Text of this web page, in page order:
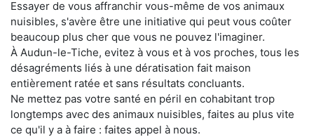
Essayer de vous affranchir vous-même de vos animaux
nuisibles, s'avère être une initiative qui peut vous coûter
beaucoup plus cher que vous ne pouvez l'imaginer.
À Audun-le-Tiche, evitez à vous et à vos proches, tous les
désagréments liés à une dératisation fait maison
entièrement ratée et sans résultats concluants.
Ne mettez pas votre santé en péril en cohabitant trop
longtemps avec des animaux nuisibles, faites au plus vite
ce qu'il y a à faire : faites appel à nous.